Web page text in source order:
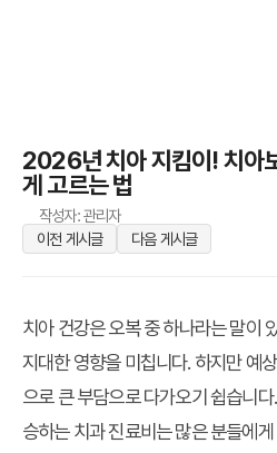
2026년 치아 지킴이! 치아
게 고르는 법
작성자: 관리자
이전 게시글
다음 게시글
치아 건강은 오복 중 하나라는 말이
지대한 영향을 미칩니다. 하지만 예
으로 큰 부담으로 다가오기 쉽습니
승하는 치과 진료비는 많은 분들에